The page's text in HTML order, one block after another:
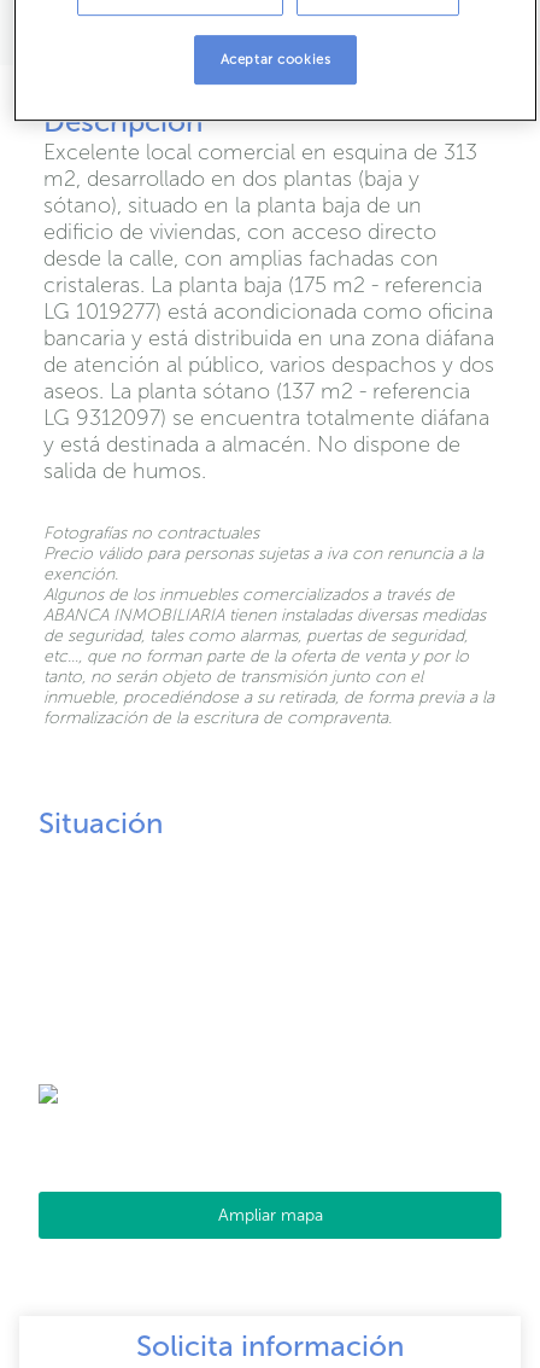
Propietario:
Descripción
Excelente local comercial en esquina de 313
m2, desarrollado en dos plantas (baja y
sótano), situado en la planta baja de un
edificio de viviendas, con acceso directo
desde la calle, con amplias fachadas con
cristaleras. La planta baja (175 m2 - referencia
LG 1019277) está acondicionada como oficina
bancaria y está distribuida en una zona diáfana
de atención al público, varios despachos y dos
aseos. La planta sótano (137 m2 - referencia
LG 9312097) se encuentra totalmente diáfana
y está destinada a almacén. No dispone de
salida de humos.
Fotografías no contractuales
Precio válido para personas sujetas a iva con renuncia a la
exención.
Algunos de los inmuebles comercializados a través de
ABANCA INMOBILIARIA tienen instaladas diversas medidas
de seguridad, tales como alarmas, puertas de seguridad,
etc…, que no forman parte de la oferta de venta y por lo
tanto, no serán objeto de transmisión junto con el
inmueble, procediéndose a su retirada, de forma previa a la
formalización de la escritura de compraventa.
Situación
Ampliar mapa
Solicita información
Aceptar cookies